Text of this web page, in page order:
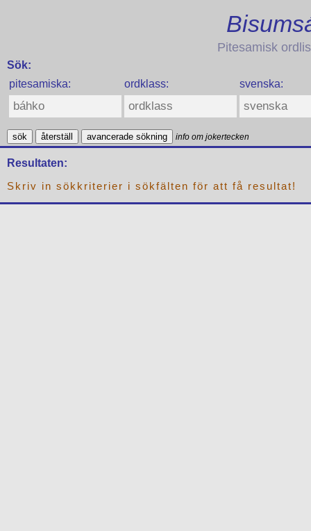
Pitesamisk
Sök:
pitesamiska:
ordklass: svenska:
sök återställ avancerade sökning info om jokertecken
Resultaten:
Skriv in sökkriterier i sökfälten för att få resultat!